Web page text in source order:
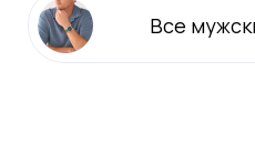
Все